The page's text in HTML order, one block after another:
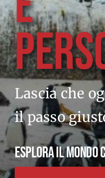
Lascia che
il passo
ESPLORA IL MONDO